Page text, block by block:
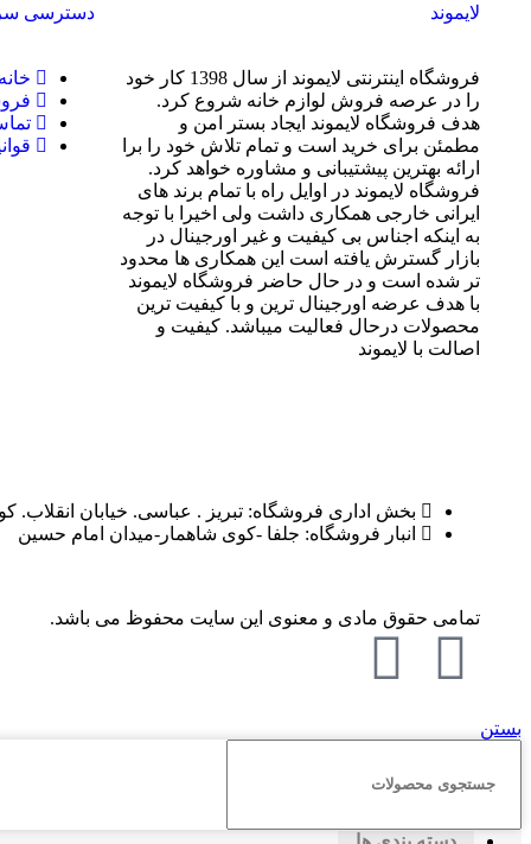
لایموند
فروشگاه اینترنتی لایموند از سال 1398 کار خود
را در عرصه فروش لوازم خانه شروع کرد.
هدف فروشگاه لایموند ایجاد بستر امن و
مطمئن برای خرید است و تمام تلاش خود را برا
ارائه بهترین پیشتیبانی و مشاوره خواهد کرد.
فروشگاه لایموند در اوایل راه با تمام برند های
ایرانی خارجی همکاری داشت ولی اخیرا با توجه
به اینکه اجناس بی کیفیت و غیر اورجینال در
بازار گسترش یافته است این همکاری ها محدود
تر شده است و در حال حاضر فروشگاه لایموند
با هدف عرضه اورجینال ترین و با کیفیت ترین
محصولات درحال فعالیت میباشد. کیفیت و
اصالت با لایموند
دسترسی
خانه
بخش اداری فروشگاه: تبریز . عباسی. خیابان انقلاب.
انبار فروشگاه: جلفا -کوی شاهمار-میدان امام حسین
تمامی حقوق مادی و معنوی این سایت محفوظ می باشد.
بستن